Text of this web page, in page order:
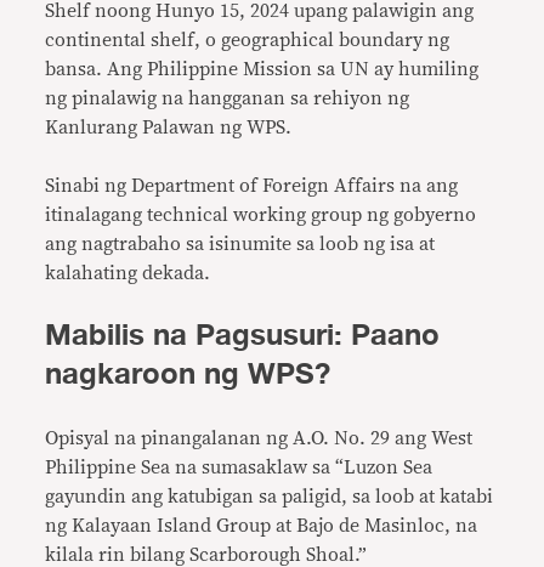
Shelf noong Hunyo 15, 2024 upang palawigin ang
continental shelf, o geographical boundary ng
bansa. Ang Philippine Mission sa UN ay humiling
ng pinalawig na hangganan sa rehiyon ng
Kanlurang Palawan ng WPS.
Sinabi ng Department of Foreign Affairs na ang
itinalagang technical working group ng gobyerno
ang nagtrabaho sa isinumite sa loob ng isa at
kalahating dekada.
Mabilis na Pagsusuri: Paano
nagkaroon ng WPS?
Opisyal na pinangalanan ng A.O. No. 29 ang West
Philippine Sea na sumasaklaw sa “Luzon Sea
gayundin ang katubigan sa paligid, sa loob at katabi
ng Kalayaan Island Group at Bajo de Masinloc, na
kilala rin bilang Scarborough Shoal.”